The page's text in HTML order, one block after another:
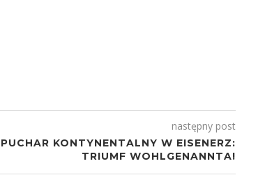
następny post
PUCHAR KONTYNENTALNY W EISENERZ:
TRIUMF WOHLGENANNTA!